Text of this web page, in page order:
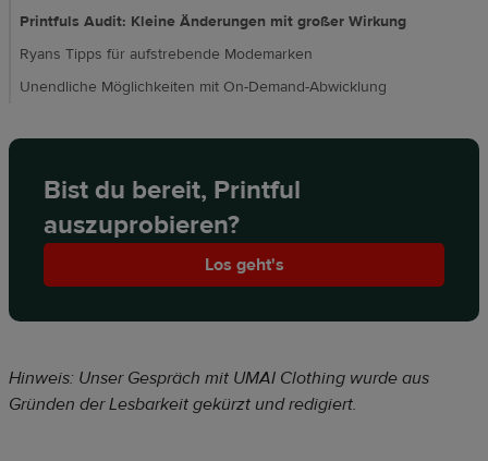
Printfuls Audit: Kleine Änderungen mit großer Wirkung
Ryans Tipps für aufstrebende Modemarken
Unendliche Möglichkeiten mit On-Demand-Abwicklung
Bist du bereit, Printful
auszuprobieren?
Los geht's
Hinweis: Unser Gespräch mit UMAI Clothing wurde aus
Gründen der Lesbarkeit gekürzt und redigiert.